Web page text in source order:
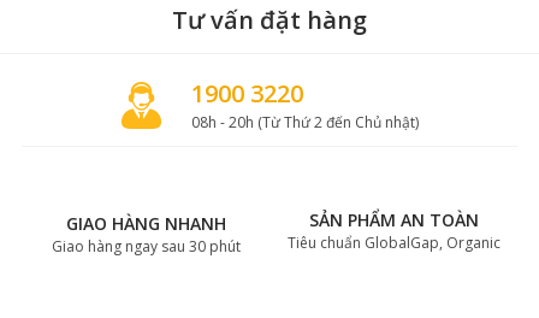
Tư vấn đặt hàng
1900 3220
08h - 20h (Từ Thứ 2 đến Chủ nhật)
GIAO HÀNG NHANH
Giao hàng ngay sau 30 phút
SẢN PHẨM AN TOÀN
Tiêu chuẩn GlobalGap, Organic